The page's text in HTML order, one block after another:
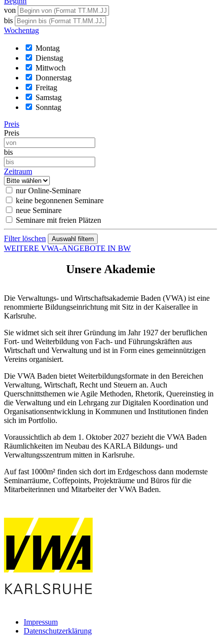
von
bis
Wochentag
Montag
Dienstag
Mittwoch
Donnerstag
Freitag
Samstag
Sonntag
Preis
Preis
bis
Zeitraum
nur Online-Seminare
keine begonnenen Seminare
neue Seminare
Seminare mit freien Plätzen
Filter löschen
WEITERE VWA-ANGEBOTE IN BW
Unsere Akademie
Die Verwaltungs- und Wirtschaftsakademie Baden (VWA) ist eine
renommierte Bildungseinrichtung mit Sitz in der Kaiserallee in
Karlsruhe.
Sie widmet sich seit ihrer Gründung im Jahr 1927 der beruflichen
Fort- und Weiterbildung von Fach- und Führungskräften aus
Wirtschaft und Verwaltung und ist in Form eines gemeinnützigen
Vereins organisiert.
Die VWA Baden bietet Weiterbildungsformate in den Bereichen
Verwaltung, Wirtschaft, Recht und Steuern an. Auch
Querschnittsthemen wie Agile Methoden, Rhetorik, Quereinstieg in
die Verwaltung und ein Lehrgang zur Digitalen Koordination und
Organisationsentwicklung in Kommunen und Institutionen finden
sich im Portfolio.
Voraussichtlich ab dem 1. Oktober 2027 bezieht die VWA Baden
Räumlichkeiten im Neubau des KARLA Bildungs- und
Verwaltungsszentrum mitten in Karlsruhe.
Auf fast 1000m² finden sich dort im Erdgeschoss dann modernste
Seminarräume, Coffepoints, Projekträume und Büros für die
Mitarbeiterinnen und Mitarbeiter der VWA Baden.
Impressum
Datenschutzerklärung